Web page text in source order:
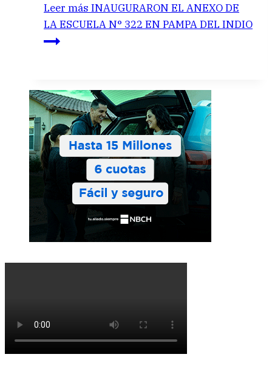
Leer más INAUGURARON EL ANEXO DE
LA ESCUELA N° 322 EN PAMPA DEL INDIO